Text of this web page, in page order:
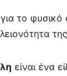
το φυσικό
είναι ένα